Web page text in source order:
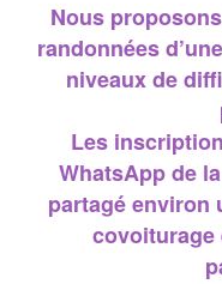
Nous
randonnées
niveaux de
Les
WhatsApp de
partagé environ
covoiturage